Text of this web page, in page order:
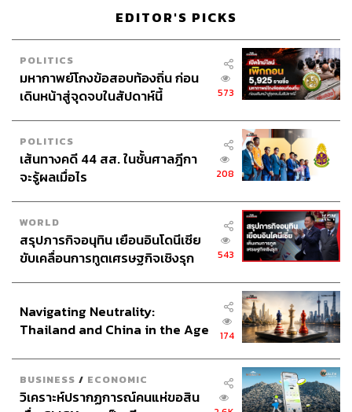
EDITOR'S PICKS
POLITICS
มหากาพย์โกงข้อสอบท้องถิ่น ก่อน
เดินหน้าสู่จุดจบในสัปดาห์นี้
573
POLITICS
เส้นทางคดี 44 สส. ในชั้นศาลฎีกา
จะรู้ผลเมื่อไร
208
WORLD
สรุปภารกิจอนุทิน เยือนอินโดนีเซีย
ขับเคลื่อนการทูตเศรษฐกิจเชิงรุก
543
Navigating Neutrality:
Thailand and China in the Age
174
BUSINESS / ECONOMIC
วิเคราะห์ปรากฏการณ์คนแห่ขอสิน